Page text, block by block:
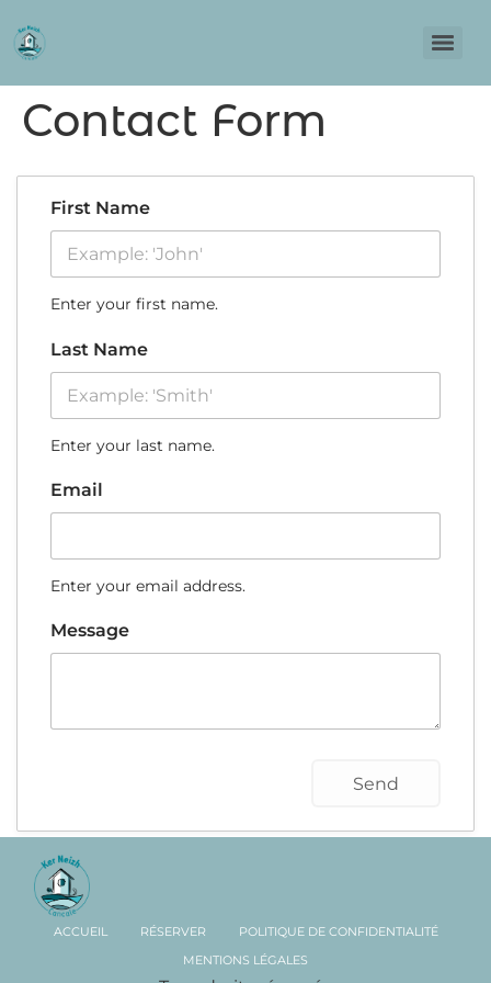
Contact Form
First Name
Enter your first name.
Last Name
Enter your last name.
Email
Enter your email address.
Message
ACCUEIL RÉSERVER
POLITIQUE DE CONFIDENTIALITÉ
MENTIONS LÉGALES